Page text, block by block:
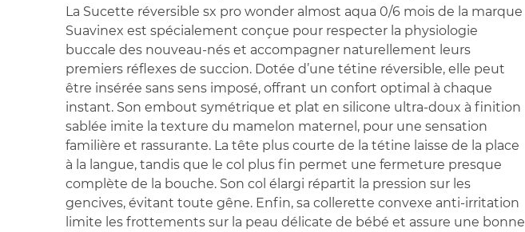
La Sucette réversible sx pro wonder almost aqua 0/6 mois de la marque
Suavinex est spécialement conçue pour respecter la physiologie
buccale des nouveau-nés et accompagner naturellement leurs
premiers réflexes de succion. Dotée d’une tétine réversible, elle peut
être insérée sans sens imposé, offrant un confort optimal à chaque
instant. Son embout symétrique et plat en silicone ultra-doux à finition
sablée imite la texture du mamelon maternel, pour une sensation
familière et rassurante. La tête plus courte de la tétine laisse de la place
à la langue, tandis que le col plus fin permet une fermeture presque
complète de la bouche. Son col élargi répartit la pression sur les
gencives, évitant toute gêne. Enfin, sa collerette convexe anti-irritation
limite les frottements sur la peau délicate de bébé et assure une bonne